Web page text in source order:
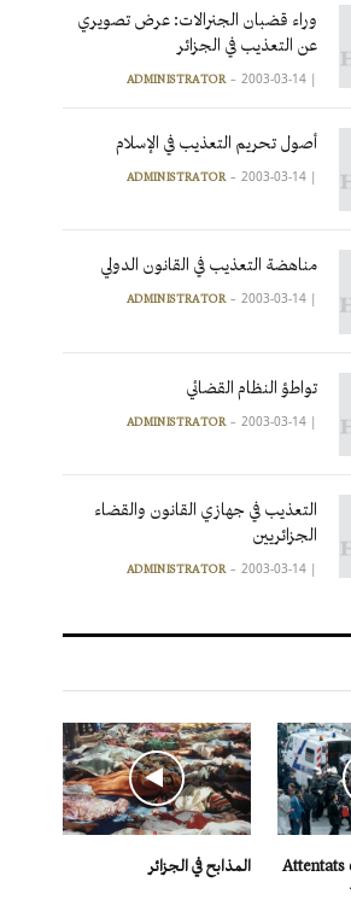
وراء قضبان الجنرالات: عرض تصويري
عن التعذيب في الجزائر
|
ADMINISTRATOR 2003-03-14
أصول تحريم التعذيب في الإسلام
|
ADMINISTRATOR 2003-03-14
مناهضة التعذيب في القانون الدولي
|
ADMINISTRATOR 2003-03-14
تواطؤ النظام القضائي
|
ADMINISTRATOR 2003-03-14
التعذيب في جهازي القانون والقضاء
الجزائريين
|
ADMINISTRATOR 2003-03-14
Attentats
المذابح في الجزائر